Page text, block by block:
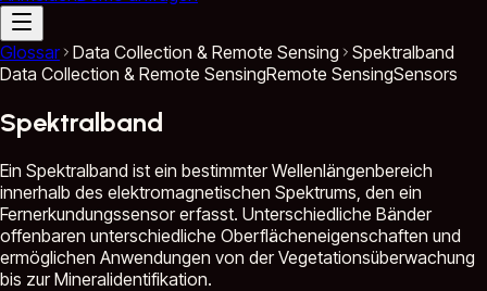
Glossar Data Collection & Remote Sensing
Spektralband
Data Collection & Remote SensingRemote SensingSensors
Spektralband
Ein Spektralband ist ein bestimmter Wellenlängenbereich
innerhalb des elektromagnetischen Spektrums, den ein
Fernerkundungssensor erfasst. Unterschiedliche Bänder
offenbaren unterschiedliche Oberflächeneigenschaften und
ermöglichen Anwendungen von der Vegetationsüberwachung
bis zur Mineralidentifikation.